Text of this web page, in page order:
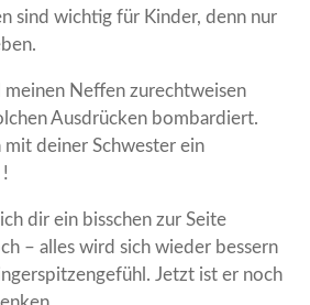
sind wichtig für Kinder, denn nur
meinen Neffen zurechtweisen
Ausdrücken bombardiert.
deiner Schwester ein
!
dir ein bisschen zur Seite
– alles wird sich wieder bessern
Jetzt ist er noch